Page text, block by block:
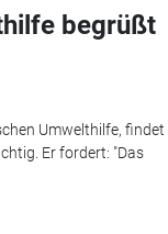
begrüßt
Umwelthilfe, findet
Er fordert: "Das